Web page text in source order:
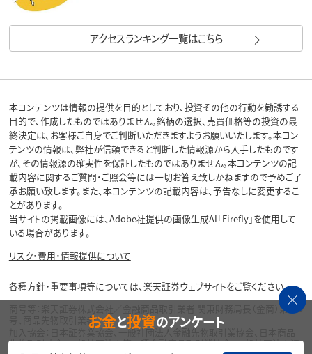
アクセスランキング一覧はこちら
本コンテンツは情報の提供を目的としており、投資その他の行動を勧誘する
目的で、作成したものではありません。銘柄の選択、売買価格等の投資の最
終決定は、お客様ご自身でご判断いただきますようお願いいたします。本コン
テンツの情報は、弊社が信頼できると判断した情報源から入手したものです
が、その情報源の確実性を保証したものではありません。本コンテンツの記
載内容に関するご質問・ご照会等には一切お答え致しかねますので予めご了
承お願い致します。また、本コンテンツの記載内容は、予告なしに変更するこ
とがあります。
当サイトの掲載画像には、Adobe社提供の画像生成AI「Firefly」を使用して
いる場合があります。
リスク・費用・情報提供について
各種方針・重要事項等については、楽天証券ウェブサイトをご覧ください。
商号等：楽天証券株式会社／金融商品取引業者 関東財務局長（金商）第195
号、商品先物取引業者
加入協会：日本証券業協会、一般社団法人金融先物取引業協会、日本商品
先物取引協会、一般社団法人第二種金融商品取引業協会、一般社団法人資
お金と投資のアンケート